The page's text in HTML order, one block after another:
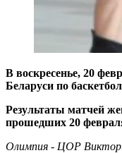
В воскресенье, 20
Беларуси по
Результаты матчей
прошедших 20
Олимпия - ЦОР